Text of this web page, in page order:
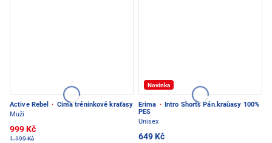
Active Rebel · Cima tréninkové kraťasy
Muži
999 Kč
1.199 Kč
Novinka
Erima ·
Intro Shorts Pán.kraùasy 100%
PES
Unisex
649 Kč